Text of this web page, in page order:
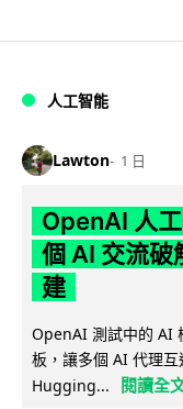
人工智能
Lawton 1 日
OpenAI 人
個 AI 交流破
建
OpenAI 測試中的 AI
板，讓多個 AI 代理
Hugging...
閱讀全